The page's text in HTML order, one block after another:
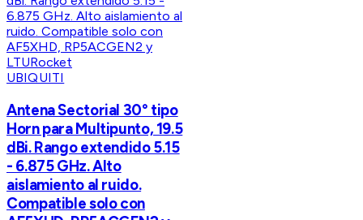
UBIQUITI
Antena Sectorial 30° tipo
Horn para Multipunto, 19.5
dBi. Rango extendido 5.15
- 6.875 GHz. Alto
aislamiento al ruido.
Compatible solo con